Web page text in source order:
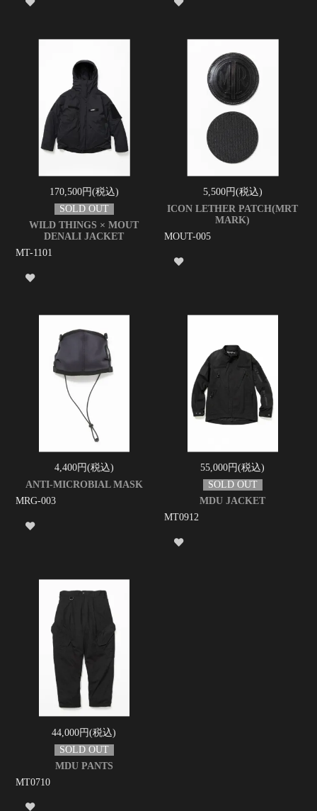
170,500円(税込)
WILD THINGS × MOUT
DENALI JACKET
MT-1101
5,500円(税込)
ICON LETHER PATCH(MRT
MARK)
MOUT-005
4,400円(税込)
ANTI-MICROBIAL MASK
MRG-003
55,000円(税込)
MDU JACKET
MT0912
44,000円(税込)
MDU PANTS
MT0710